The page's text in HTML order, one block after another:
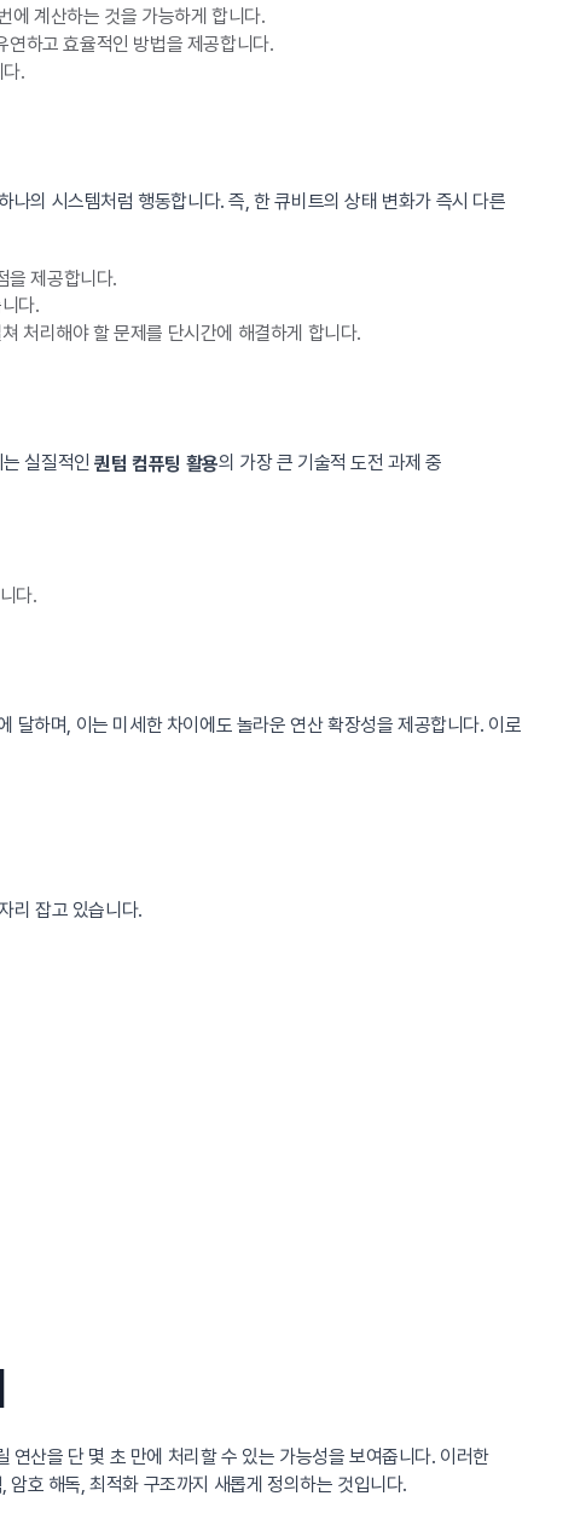
에 계산하는 것을 가능하게 합니다.
하고 효율적인 방법을 제공합니다.
.
의 시스템처럼 행동합니다. 즉, 한 큐비트의 상태 변화가 즉시 다른
을 제공합니다.
다.
처리해야 할 문제를 단시간에 해결하게 합니다.
는 실질적인퀀텀 컴퓨팅 활용의 가장 큰 기술적 도전 과제 중
다.
달하며, 이는 미세한 차이에도 놀라운 연산 확장성을 제공합니다. 이로
리 잡고 있습니다.
연산을 단 몇 초 만에 처리할 수 있는 가능성을 보여줍니다. 이러한
호 해독, 최적화 구조까지 새롭게 정의하는 것입니다.